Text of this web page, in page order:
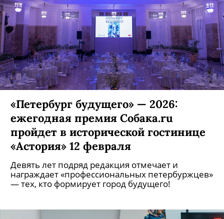
«Петербург будущего» — 2026:
ежегодная премия Собака.ru
пройдет в исторической гостинице
«Астория» 12 февраля
Девять лет подряд редакция отмечает и
награждает «профессиональных петербуржцев»
— тех, кто формирует город будущего!